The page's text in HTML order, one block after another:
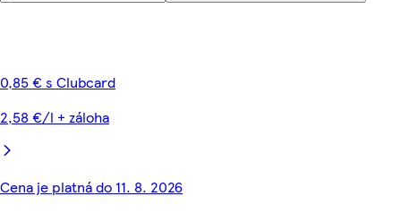
0,85 € s Clubcard
2,58 €/l + záloha
Cena je platná do 11. 8. 2026